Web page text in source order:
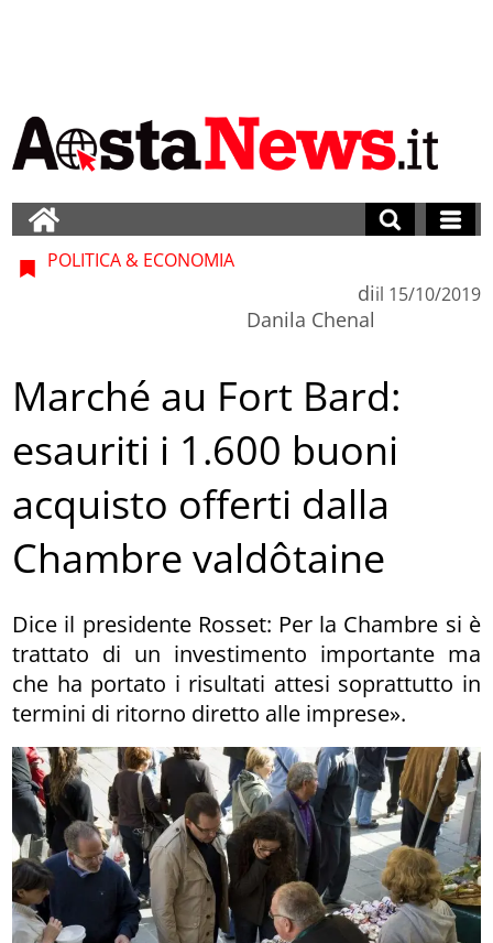
POLITICA & ECONOMIA
di
Danila Chenal
il 15/10/2019
Marché au Fort Bard:
esauriti i 1.600 buoni
acquisto offerti dalla
Chambre valdôtaine
Dice il presidente Rosset: Per la Chambre si è
trattato di un investimento importante ma
che ha portato i risultati attesi soprattutto in
termini di ritorno diretto alle imprese».